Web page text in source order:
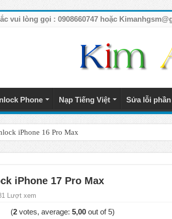
vui lòng gọi : 0908660747 hoặc
Phone Nạp Tiếng Việt Sửa lỗi phần
iPhone 16 Pro Max
iPhone 15 Pro Max lên quốc tế giá rẻ
Motorola Razr 2025
Motorola Razr 2024
iPhone 17 Pro Max
iPhone 17 Pro Max
Lượt xem
(2votes, average: 5,00out of 5)